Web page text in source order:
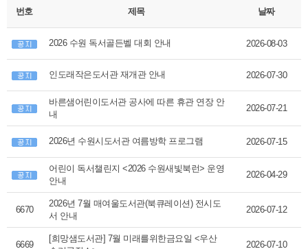
번호 제목 날짜
2026 수원 독서골든벨 대회 안내 2026-08-03
인도래작은도서관 재개관 안내 2026-07-30
바른샘어린이도서관 공사에 따른 휴관 연장 안
내
2026-07-21
2026년 수원시도서관 여름방학 프로그램 2026-07-15
어린이 독서챌린지 <2026 수원새빛북런> 운영
안내
2026-04-29
6670
2026년 7월 매여울도서관(북큐레이션) 전시도
서 안내
2026-07-12
6669
[희망샘도서관] 7월 미래를위한금요일 <우산
2026-07-10